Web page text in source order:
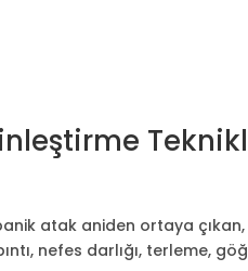
atak aniden ortaya
nefes darlığı, terleme,